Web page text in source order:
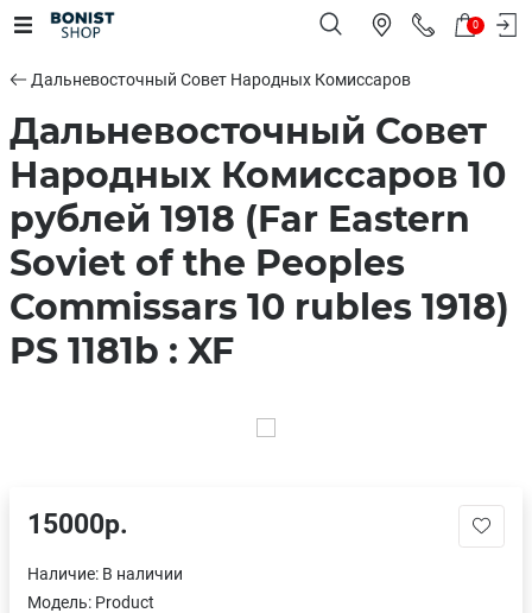
0
Дальневосточный Совет Народных Комиссаров
Дальневосточный Совет
Народных Комиссаров 10
рублей 1918 (Far Eastern
Soviet of the Peoples
Commissars 10 rubles 1918)
PS 1181b : XF
15000р.
Наличие: В наличии
Модель: Product